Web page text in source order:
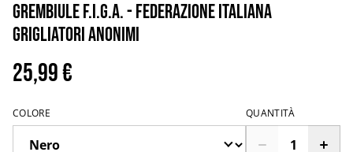
Grembiule F.I.G.A. - FEDERAZIONE ITALIANA
GRIGLIATORI ANONIMI
25,99 €
COLORE QUANTITÀ